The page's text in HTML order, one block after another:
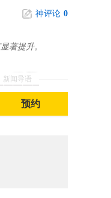
神评论 0
新闻导语
著提升。
预约